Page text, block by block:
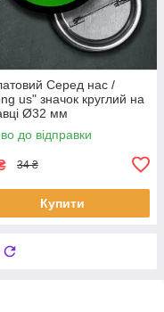
Серед нас /
us" значок круглий на
Ø32 мм
до відправки
34 ₴
Купити